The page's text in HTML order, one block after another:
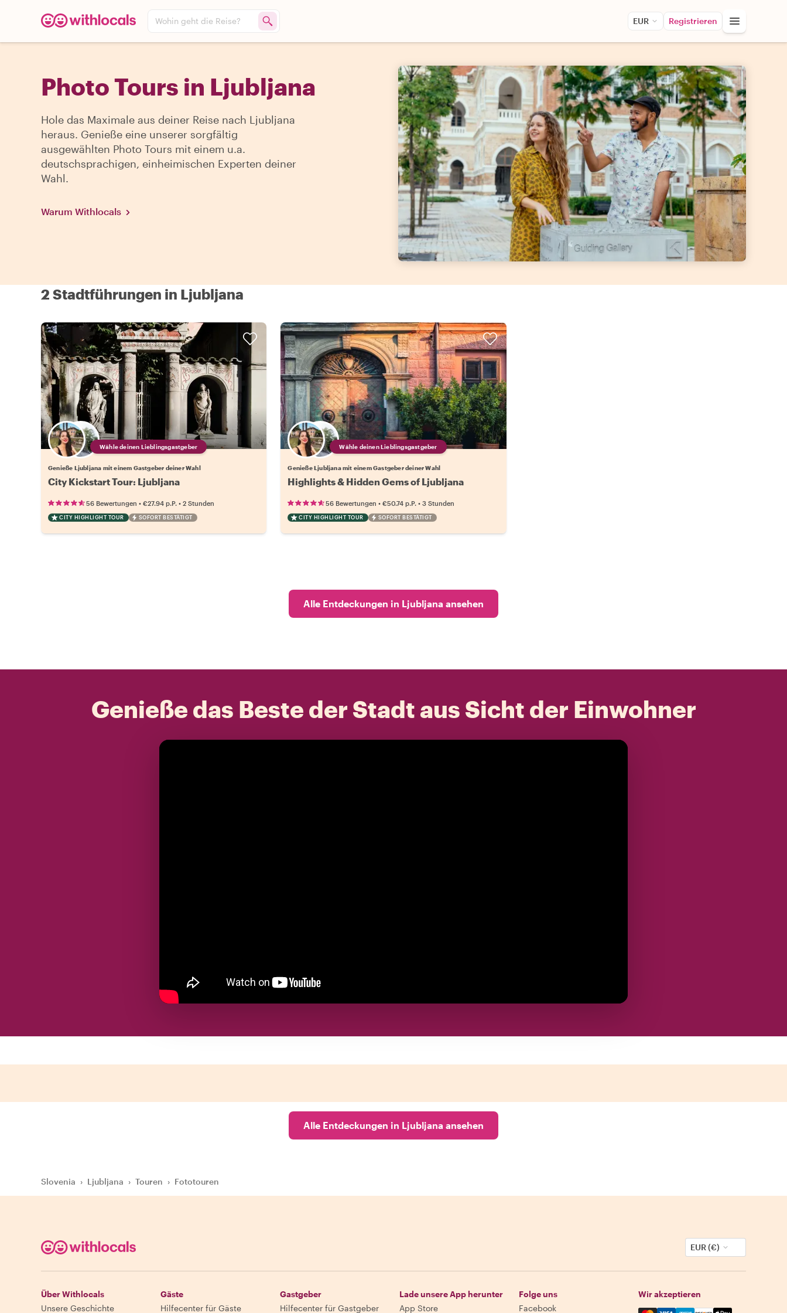
Wohin geht die Reise? EUR Registrieren
Photo Tours in Ljubljana
Hole das Maximale aus deiner Reise nach Ljubljana
heraus. Genieße eine unserer sorgfältig
ausgewählten Photo Tours mit einem u.a.
deutschsprachigen, einheimischen Experten deiner
Wahl.
Warum Withlocals
2 Stadtführungen in Ljubljana
Wähle deinen Lieblingsgastgeber
Genieße Ljubljana mit einem Gastgeber deiner Wahl
City Kickstart Tour: Ljubljana
56 Bewertungen • €27.94 p.P. • 2 Stunden
CITY HIGHLIGHT TOUR SOFORT BESTÄTIGT
Wähle deinen Lieblingsgastgeber
Genieße Ljubljana mit einem Gastgeber deiner Wahl
Highlights & Hidden Gems of Ljubljana
56 Bewertungen •€50.74 p.P. •3 Stunden
CITY HIGHLIGHT TOUR SOFORT BESTÄTIGT
Alle Entdeckungen in Ljubljana ansehen
Genieße das Beste der Stadt aus Sicht der Einwohner
Alle Entdeckungen in Ljubljana ansehen
Slovenia › Ljubljana › Touren › Fototouren
EUR (€)
Über Withlocals
Unsere Geschichte
Gäste
Hilfecenter für Gäste
Gastgeber
Hilfecenter für Gastgeber
Lade unsere App herunter
App Store
Folge uns
Facebook
Wir akzeptieren